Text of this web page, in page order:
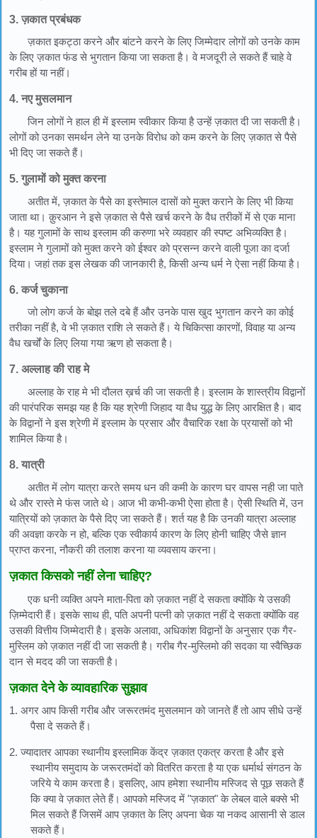
3. ज़कात प्रबंधक
ज़कात इकट्ठा करने और बांटने करने के लिए जिम्मेदार लोगों को उनके काम
के लिए ज़कात फंड से भुगतान किया जा सकता है। वे मजदूरी ले सकते हैं चाहे वे
गरीब हों या नहीं।
4. नए मुसलमान
जिन लोगों ने हाल ही में इस्लाम स्वीकार किया है उन्हें ज़कात दी जा सकती है।
लोगों को उनका समर्थन लेने या उनके विरोध को कम करने के लिए ज़कात से पैसे
भी दिए जा सकते हैं।
5. गुलामों को मुक्त करना
अतीत में, ज़कात के पैसे का इस्तेमाल दासों को मुक्त कराने के लिए भी किया
जाता था। क़ुरआन ने इसे ज़कात से पैसे खर्च करने के वैध तरीकों में से एक माना
है। यह गुलामों के साथ इस्लाम की करुणा भरे व्यवहार की स्पष्ट अभिव्यक्ति है।
इस्लाम ने गुलामों को मुक्त करने को ईश्वर को प्रसन्न करने वाली पूजा का दर्जा
दिया। जहां तक इस लेखक की जानकारी है, किसी अन्य धर्म ने ऐसा नहीं किया है।
6. कर्ज चुकाना
जो लोग कर्ज के बोझ तले दबे हैं और उनके पास खुद भुगतान करने का कोई
तरीका नहीं है, वे भी ज़कात राशि ले सकते हैं। ये चिकित्सा कारणों, विवाह या अन्य
वैध खर्चों के लिए लिया गया ऋण हो सकता है।
7. अल्लाह की राह मे
अल्लाह के राह मे भी दौलत ख़र्च की जा सकती है। इस्लाम के शास्त्रीय विद्वानों
की पारंपरिक समझ यह है कि यह श्रेणी जिहाद या वैध युद्ध के लिए आरक्षित है। बाद
के विद्वानों ने इस श्रेणी में इस्लाम के प्रसार और वैचारिक रक्षा के प्रयासों को भी
शामिल किया है।
8. यात्री
अतीत में लोग यात्रा करते समय धन की कमी के कारण घर वापस नही जा पाते
थे और रास्ते मे फंस जाते थे। आज भी कभी-कभी ऐसा होता है। ऐसी स्थिति में, उन
यात्रियों को ज़कात के पैसे दिए जा सकते हैं। शर्त यह है कि उनकी यात्रा अल्लाह
की अवज्ञा करके न हो, बल्कि एक स्वीकार्य कारण के लिए होनी चाहिए जैसे ज्ञान
प्राप्त करना, नौकरी की तलाश करना या व्यवसाय करना।
ज़कात किसको नहीं लेना चाहिए?
एक धनी व्यक्ति अपने माता-पिता को ज़कात नहीं दे सकता क्योंकि ये उसकी
ज़िम्मेदारी हैं। इसके साथ ही, पति अपनी पत्नी को ज़कात नहीं दे सकता क्योंकि वह
उसकी वित्तीय जिम्मेदारी है। इसके अलावा, अधिकांश विद्वानों के अनुसार एक गैर-
मुस्लिम को ज़कात नहीं दी जा सकती है। गरीब गैर-मुस्लिमो की सदका या स्वैच्छिक
दान से मदद की जा सकती है।
ज़कात देने के व्यावहारिक सुझाव
1. अगर आप किसी गरीब और जरूरतमंद मुसलमान को जानते हैं तो आप सीधे उन्हें
पैसा दे सकते हैं।
2. ज्यादातर आपका स्थानीय इस्लामिक केंद्र ज़कात एकत्र करता है और इसे
स्थानीय समुदाय के जरूरतमंदों को वितरित करता है या एक धर्मार्थ संगठन के
जरिये ये काम करता है। इसलिए, आप हमेशा स्थानीय मस्जिद से पूछ सकते हैं
कि क्या वे ज़कात लेते हैं। आपको मस्जिद में "ज़कात" के लेबल वाले बक्से भी
मिल सकते हैं जिसमें आप ज़कात के लिए अपना चेक या नकद आसानी से डाल
सकते हैं।